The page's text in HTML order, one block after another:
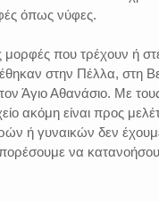
όπως νύφες.
μορφές που τρέχουν ή
στην Πέλλα, στη
Άγιο Αθανάσιο. Με
ακόμη είναι προς
ή γυναικών δεν
να